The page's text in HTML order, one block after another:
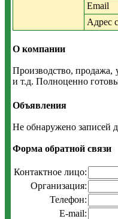
Email
Адрес
О компании
Производство, продажа,
и т.д. Полноценно
Объявления
Не обнаружено записей
Форма обратной связи
Контактное лицо:
Организация:
Телефон:
E-mail: